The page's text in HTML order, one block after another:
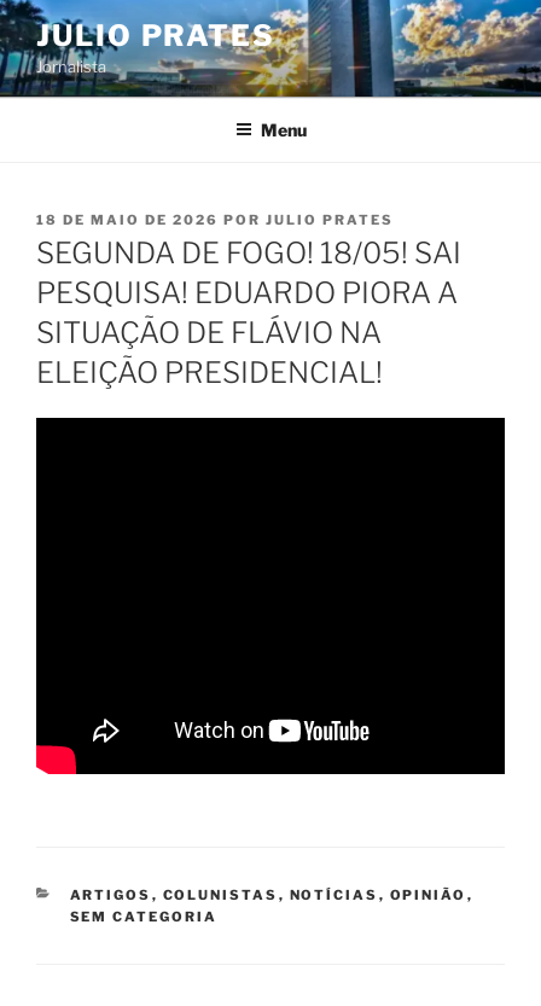
Pular
para
o
conteúdo
JULIO PRATES
Jornalista
Menu
PUBLICADO
EM
18 DE MAIO DE 2026 POR JULIO PRATES
SEGUNDA DE FOGO! 18/05! SAI
PESQUISA! EDUARDO PIORA A
SITUAÇÃO DE FLÁVIO NA
ELEIÇÃO PRESIDENCIAL!
CATEGORIAS
ARTIGOS , COLUNISTAS , NOTÍCIAS , OPINIÃO ,
SEM CATEGORIA